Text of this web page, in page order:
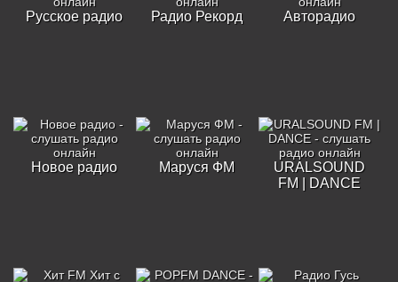
Русское радио Радио Рекорд Авторадио
Новое радио Маруся ФМ
URALSOUND
FM | DANCE